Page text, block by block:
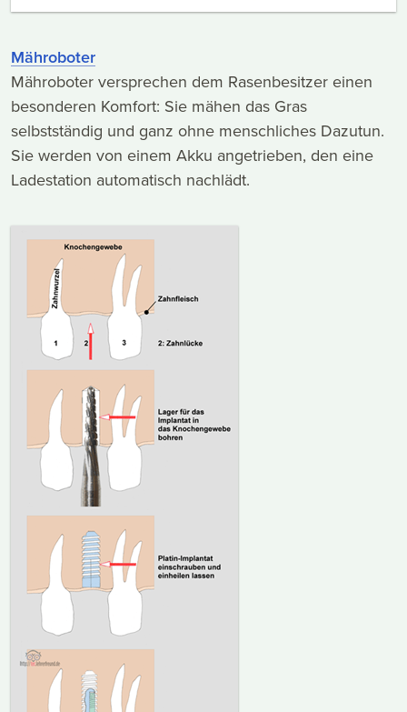
Mähroboter
Mähroboter versprechen dem Rasenbesitzer einen
besonderen Komfort: Sie mähen das Gras
selbstständig und ganz ohne menschliches Dazutun.
Sie werden von einem Akku angetrieben, den eine
Ladestation automatisch nachlädt.